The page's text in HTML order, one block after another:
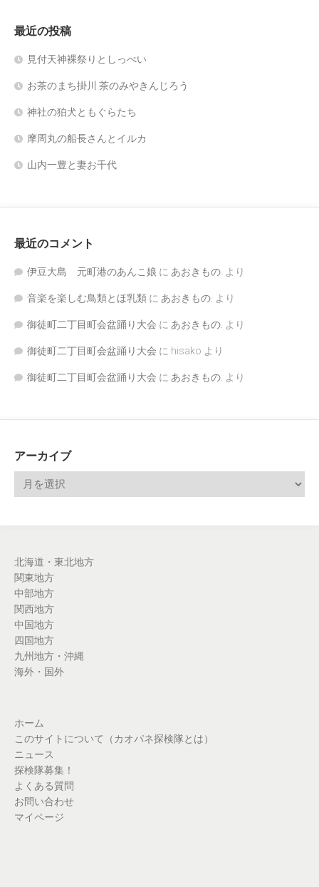
最近の投稿
見付天神裸祭りとしっぺい
お茶のまち掛川 茶のみやきんじろう
神社の狛犬ともぐらたち
摩周丸の船長さんとイルカ
山内一豊と妻お千代
最近のコメント
伊豆大島 元町港のあんこ娘 に あおきもの. より
音楽を楽しむ鳥類とほ乳類 に あおきもの. より
御徒町二丁目町会盆踊り大会 に あおきもの. より
御徒町二丁目町会盆踊り大会 に hisako より
御徒町二丁目町会盆踊り大会 に あおきもの. より
アーカイブ
北海道・東北地方
関東地方
中部地方
関西地方
中国地方
四国地方
九州地方・沖縄
海外・国外
ホーム
このサイトについて（カオパネ探検隊とは）
ニュース
探検隊募集！
よくある質問
お問い合わせ
マイページ